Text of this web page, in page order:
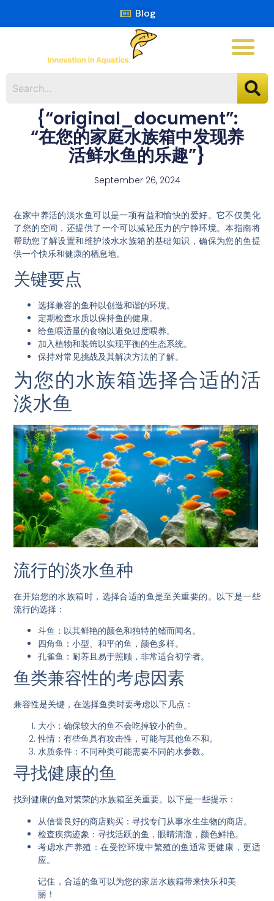
Blog
{“original_document”:
“在您的家庭水族箱中发现养
活鲜水鱼的乐趣”}
September 26, 2024
在家中养活的淡水鱼可以是一项有益和愉快的爱好。它不仅美化
了您的空间，还提供了一个可以减轻压力的宁静环境。本指南将
帮助您了解设置和维护淡水水族箱的基础知识，确保为您的鱼提
供一个快乐和健康的栖息地。
关键要点
选择兼容的鱼种以创造和谐的环境。
定期检查水质以保持鱼的健康。
给鱼喂适量的食物以避免过度喂养。
加入植物和装饰以实现平衡的生态系统。
保持对常见挑战及其解决方法的了解。
为您的水族箱选择合适的活
淡水鱼
流行的淡水鱼种
在开始您的水族箱时，选择合适的鱼是至关重要的。以下是一些
流行的选择：
斗鱼 ：以其鲜艳的颜色和独特的鳍而闻名。
四角鱼 ：小型、和平的鱼，颜色多样。
孔雀鱼 ：耐养且易于照顾，非常适合初学者。
鱼类兼容性的考虑因素
兼容性是关键 ，在选择鱼类时要考虑以下几点：
大小 ：确保较大的鱼不会吃掉较小的鱼。
性情 ：有些鱼具有攻击性，可能与其他鱼不和。
水质条件 ：不同种类可能需要不同的水参数。
寻找健康的鱼
找到健康的鱼对繁荣的水族箱至关重要。以下是一些提示：
从信誉良好的商店购买 ：寻找专门从事水生生物的商店。
检查疾病迹象 ：寻找活跃的鱼，眼睛清澈，颜色鲜艳。
考虑水产养殖 ：在受控环境中繁殖的鱼通常更健康，更适
应。
记住，合适的鱼可以为您的家居水族箱带来快乐和美
丽！